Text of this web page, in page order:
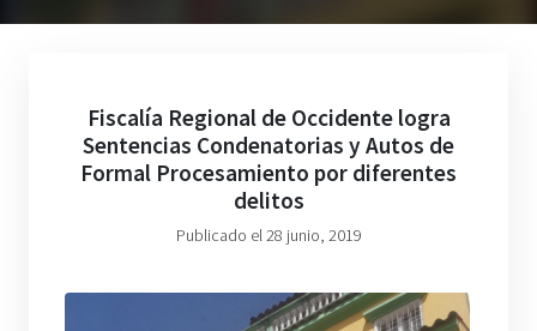
Fiscalía Regional de Occidente logra
Sentencias Condenatorias y Autos de
Formal Procesamiento por diferentes
delitos
Publicado el 28 junio, 2019